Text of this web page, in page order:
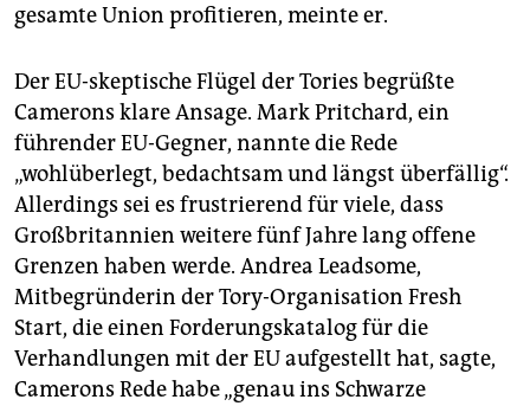
gesamte Union profitieren, meinte er.
Der EU-skeptische Flügel der Tories begrüßte
Camerons klare Ansage. Mark Pritchard, ein
führender EU-Gegner, nannte die Rede
„wohlüberlegt, bedachtsam und längst überfällig“.
Allerdings sei es frustrierend für viele, dass
Großbritannien weitere fünf Jahre lang offene
Grenzen haben werde. Andrea Leadsome,
Mitbegründerin der Tory-Organisation Fresh
Start, die einen Forderungskatalog für die
Verhandlungen mit der EU aufgestellt hat, sagte,
Camerons Rede habe „genau ins Schwarze